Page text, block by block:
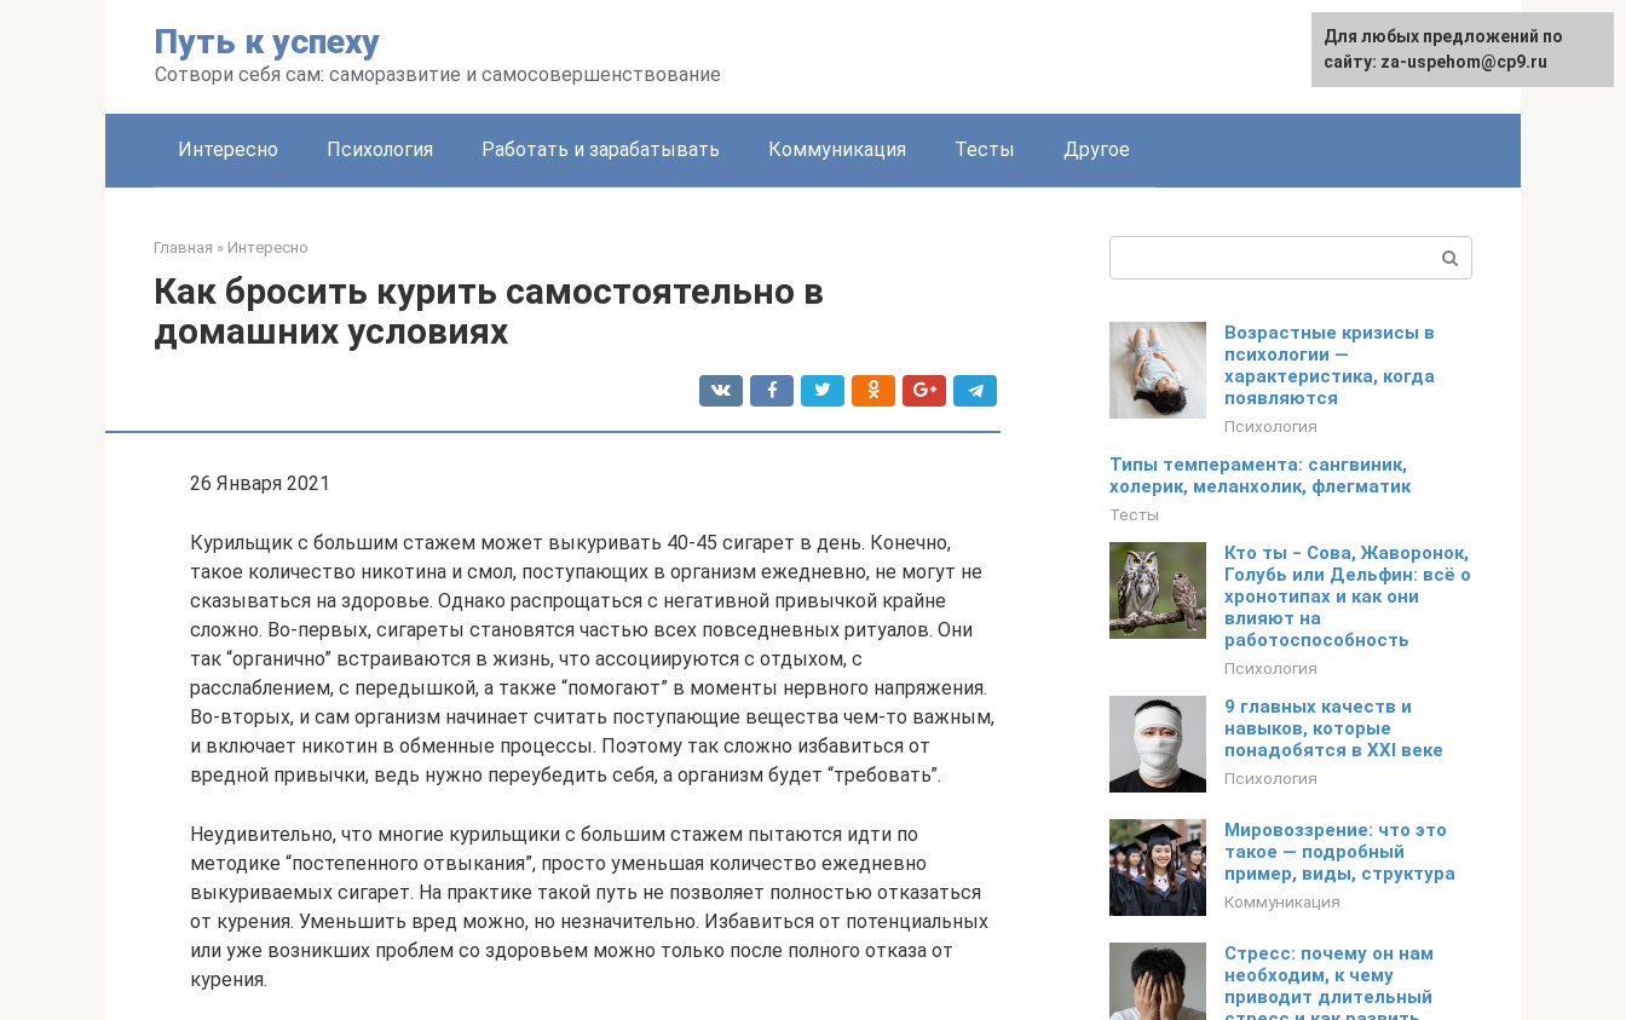
Путь к успеху
Сотвори себя сам: саморазвитие и самосовершенствование
English
Интересно Психология Работать и зарабатывать Коммуникация Тесты Другое
Главная » Интересно
Как бросить курить самостоятельно в
домашних условиях
26 Января 2021
Курильщик с большим стажем может выкуривать 40-45 сигарет в день. Конечно,
такое количество никотина и смол, поступающих в организм ежедневно, не могут не
сказываться на здоровье. Однако распрощаться с негативной привычкой крайне
сложно. Во-первых, сигареты становятся частью всех повседневных ритуалов. Они
так “органично” встраиваются в жизнь, что ассоциируются с отдыхом, с
расслаблением, с передышкой, а также “помогают” в моменты нервного напряжения.
Во-вторых, и сам организм начинает считать поступающие вещества чем-то важным,
и включает никотин в обменные процессы. Поэтому так сложно избавиться от
вредной привычки, ведь нужно переубедить себя, а организм будет “требовать”.
Неудивительно, что многие курильщики с большим стажем пытаются идти по
методике “постепенного отвыкания”, просто уменьшая количество ежедневно
выкуриваемых сигарет. На практике такой путь не позволяет полностью отказаться
от курения. Уменьшить вред можно, но незначительно. Избавиться от потенциальных
или уже возникших проблем со здоровьем можно только после полного отказа от
курения.
Возрастные кризисы в
психологии —
характеристика, когда
появляются
Психология
Типы темперамента: сангвиник,
холерик, меланхолик, флегматик
Тесты
Кто ты ‒ Сова, Жаворонок,
Голубь или Дельфин: всё о
хронотипах и как они
влияют на
работоспособность
Психология
9 главных качеств и
навыков, которые
понадобятся в XXI веке
Психология
Мировоззрение: что это
такое — подробный
пример, виды, структура
Коммуникация
Стресс: почему он нам
необходим, к чему
приводит длительный
Для любых предложений по
сайту: za-uspehom@cp9.ru